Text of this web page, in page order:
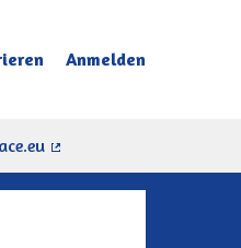
Sprache wählen
Anmelden